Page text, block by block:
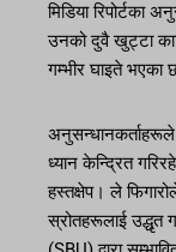
मिडिया रिपोर्टका
उनको दुवै खुट्टा
गम्भीर घाइते भएका
अनुसन्धानकर्ताहरूले
ध्यान केन्द्रित
हस्तक्षेप। ले
स्रोतहरूलाई उद्धृत